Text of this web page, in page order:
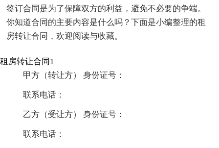
签订合同是为了保障双方的利益，避免不必要的争端。
你知道合同的主要内容是什么吗？下面是小编整理的租
房转让合同，欢迎阅读与收藏。
租房转让合同1
甲方（转让方） 身份证号：
联系电话：
乙方（受让方） 身份证号：
联系电话：